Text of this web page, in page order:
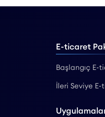
E-ticaret
Başlangıç E-
İleri Seviye